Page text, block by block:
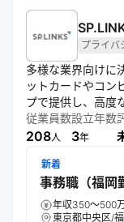
プライバ
多様な業界向けに
ットカードやコン
プで提供し、高度
を実装。ECカー
り、安全かつ効率
従業員数
208人
設立年数
3年
新着
事務職（福岡
年収350～500
東京都中央区/